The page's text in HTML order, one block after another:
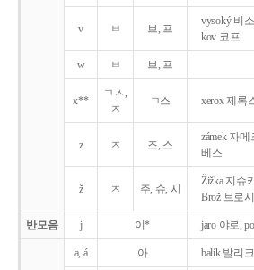
v ㅂ 브, 프
vysoký 비
kov 코프
w ㅂ 브, 프
x**
ㄱㅅ,
ㅈ
ㄱ스 xerox 제록
z ㅈ 즈, 스
zámek 자메
베스
ž ㅈ 주, 슈, 시
Žižka 지슈
Brož 브로시
반모음 j 이* jaro 야로,
a, á 아 balík 발리